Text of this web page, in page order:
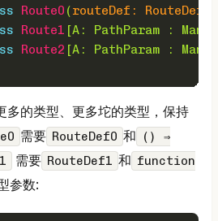
Route0 (routeDef: RouteDef0
Route1 [A : PathParam :
Route2 [A : PathParam :
多的类型、更多坨的类型，保持
需要 RouteDef0 和
() ⇒
需要 RouteDef1 和 function
参数: